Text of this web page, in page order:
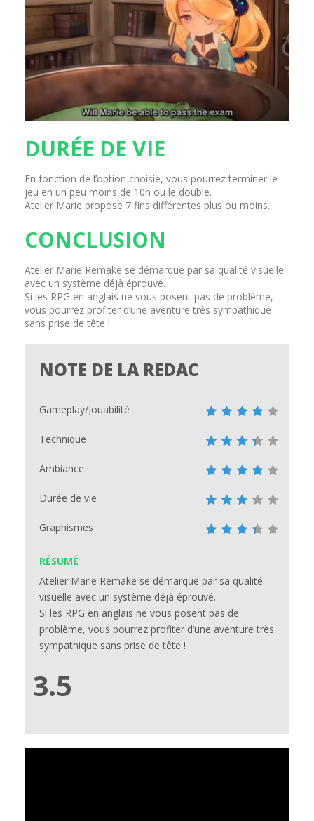
DURÉE DE VIE
En fonction de l’option choisie, vous pourrez terminer le
jeu en un peu moins de 10h ou le double.
Atelier Marie propose 7 fins différentes plus ou moins.
CONCLUSION
Atelier Marie Remake se démarque par sa qualité visuelle
avec un système déjà éprouvé.
Si les RPG en anglais ne vous posent pas de problème,
vous pourrez profiter d’une aventure très sympathique
sans prise de tête !
NOTE DE LA REDAC
Gameplay/Jouabilité
Technique
Ambiance
Durée de vie
Graphismes
RÉSUMÉ
Atelier Marie Remake se démarque par sa qualité
visuelle avec un système déjà éprouvé.
Si les RPG en anglais ne vous posent pas de
problème, vous pourrez profiter d’une aventure très
sympathique sans prise de tête !
3.5